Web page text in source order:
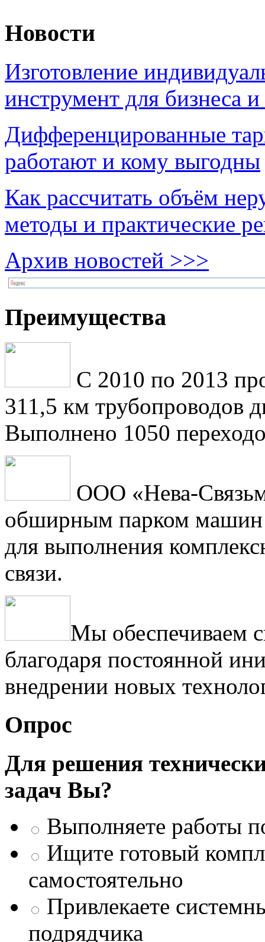
Новости
Изготовление
инструмент для бизнеса и
Дифференцированные
работают и кому выгодны
Как рассчитать объём
методы и практические
Архив новостей >>>
Преимущества
С 2010 по 2013
311,5 км трубопроводов
Выполнено 1050
ООО «Нева-
обширным парком машин
для выполнения
связи.
Мы обеспечиваем
благодаря постоянной
внедрении новых
Опрос
Для решения
задач Вы?
Выполняете работы
Ищите готовый
самостоятельно
Привлекаете
подрядчика